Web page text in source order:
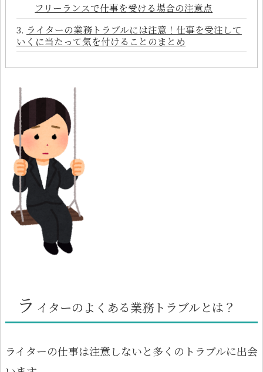
フリーランスで仕事を受ける場合の注意点
ライターの業務トラブルには注意！仕事を受注して
いくに当たって気を付けることのまとめ
ラ イターのよくある業務トラブルとは？
ライターの仕事は注意しないと多くのトラブルに出会